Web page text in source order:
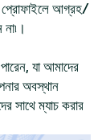
প্রোফাইলে আগ্রহ/
যা আমাদের
অবস্থান
সাথে ম্যাচ করার